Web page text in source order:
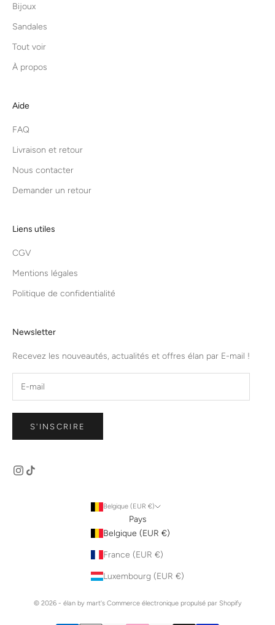
Bijoux
Sandales
Tout voir
À propos
Aide
FAQ
Livraison et retour
Nous contacter
Demander un retour
Liens utiles
CGV
Mentions légales
Politique de confidentialité
Newsletter
Recevez les nouveautés, actualités et offres élan par E-mail !
S'INSCRIRE
Belgique (EUR €)
Pays
Belgique (EUR €)
France (EUR €)
Luxembourg (EUR €)
© 2026 - élan by mart's Commerce électronique propulsé par Shopify